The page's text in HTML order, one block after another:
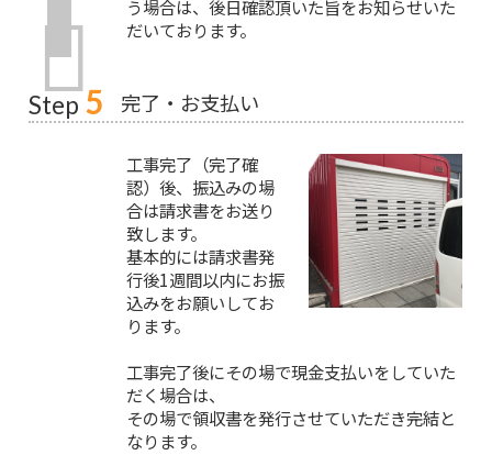
う場合は、後日確認頂いた旨をお知らせいた
だいております。
Step 5 完了・お支払い
工事完了（完了確
認）後、振込みの場
合は請求書をお送り
致します。
基本的には請求書発
行後1週間以内にお振
込みをお願いしてお
ります。
工事完了後にその場で現金支払いをしていた
だく場合は、
その場で領収書を発行させていただき完結と
なります。